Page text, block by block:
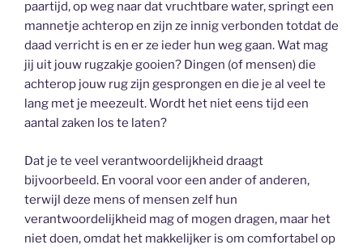
paartijd, op weg naar dat vruchtbare water, springt een
mannetje achterop en zijn ze innig verbonden totdat de
daad verricht is en er ze ieder hun weg gaan. Wat mag
jij uit jouw rugzakje gooien? Dingen (of mensen) die
achterop jouw rug zijn gesprongen en die je al veel te
lang met je meezeult. Wordt het niet eens tijd een
aantal zaken los te laten?
Dat je te veel verantwoordelijkheid draagt
bijvoorbeeld. En vooral voor een ander of anderen,
terwijl deze mens of mensen zelf hun
verantwoordelijkheid mag of mogen dragen, maar het
niet doen, omdat het makkelijker is om comfortabel op